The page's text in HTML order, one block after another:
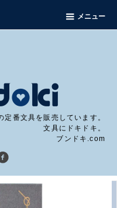
メニュー
定番文具を販売しています。
文具にドキドキ。
ブンドキ.com